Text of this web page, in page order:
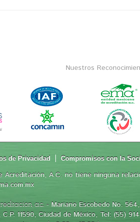
Nuestros
de Privacidad Compromisos con la
Acreditación, A.C. no tiene ninguna
a.c. - Mariano Escobedo No.
11590, Ciudad de México, Tel: (55)